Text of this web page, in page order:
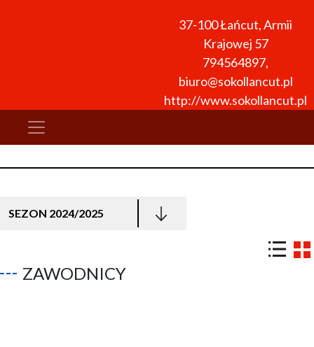
37-100Łańcut,Armii
Krajowej 57
794564897,
biuro@sokollancut.pl
http://www.sokollancut.pl
SEZON 2024/2025
ZAWODNICY